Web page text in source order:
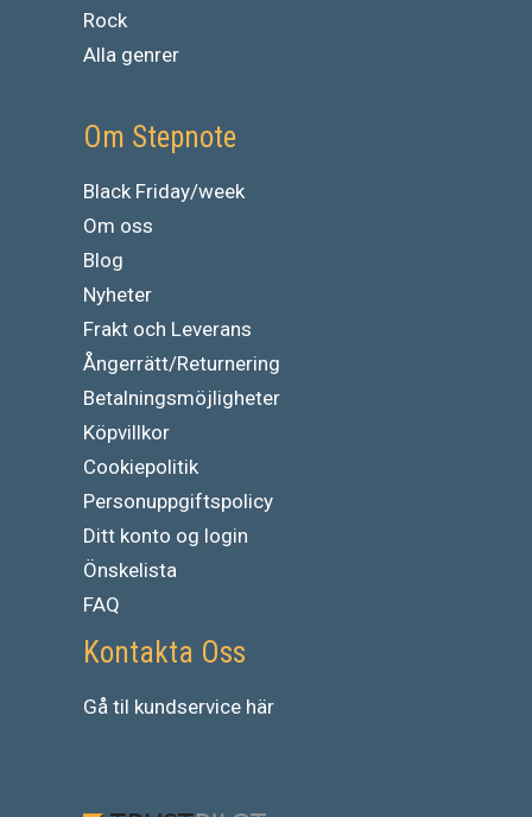
Rock
Alla genrer
Om Stepnote
Black Friday/week
Om oss
Blog
Nyheter
Frakt och Leverans
Ångerrätt/Returnering
Betalningsmöjligheter
Köpvillkor
Cookiepolitik
Personuppgiftspolicy
Ditt konto og login
Önskelista
FAQ
Kontakta Oss
Gå til kundservice här